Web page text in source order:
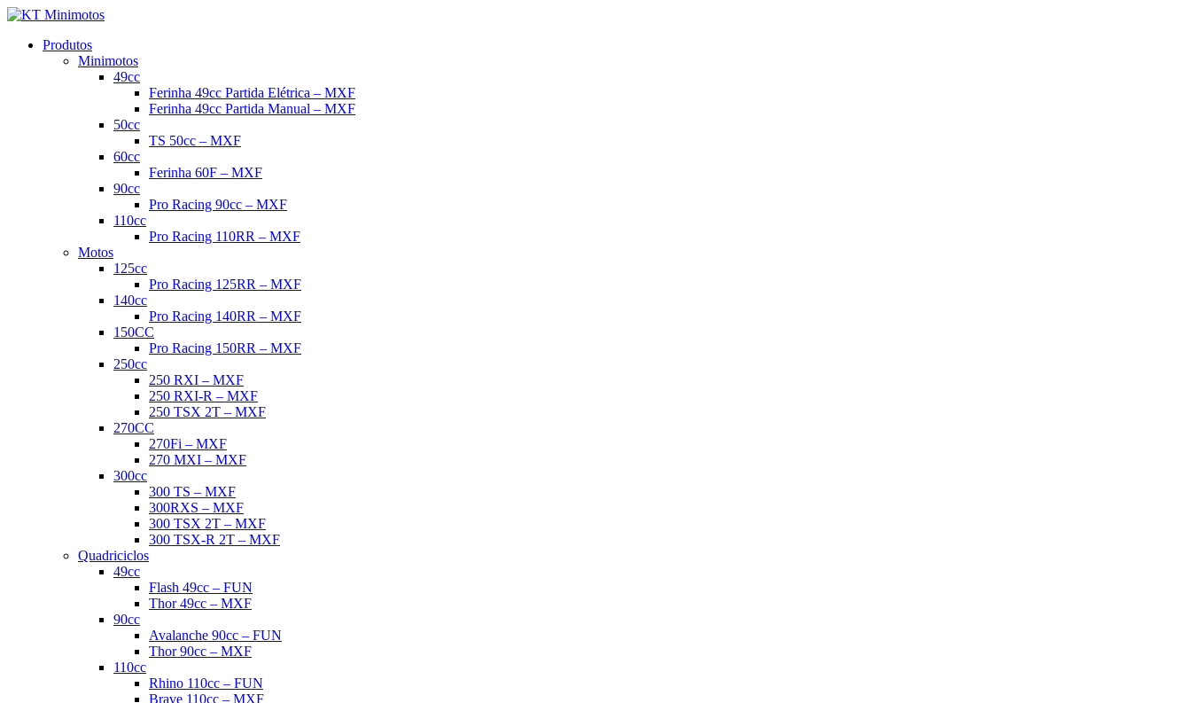
Produtos
Minimotos
49cc
Ferinha 49cc Partida Elétrica – MXF
Ferinha 49cc Partida Manual – MXF
50cc
TS 50cc – MXF
60cc
Ferinha 60F – MXF
90cc
Pro Racing 90cc – MXF
110cc
Pro Racing 110RR – MXF
Motos
125cc
Pro Racing 125RR – MXF
140cc
Pro Racing 140RR – MXF
150CC
Pro Racing 150RR – MXF
250cc
250 RXI – MXF
250 RXI-R – MXF
250 TSX 2T – MXF
270CC
270Fi – MXF
270 MXI – MXF
300cc
300 TS – MXF
300RXS – MXF
300 TSX 2T – MXF
300 TSX-R 2T – MXF
Quadriciclos
49cc
Flash 49cc – FUN
Thor 49cc – MXF
90cc
Avalanche 90cc – FUN
Thor 90cc – MXF
110cc
Rhino 110cc – FUN
Brave 110cc – MXF